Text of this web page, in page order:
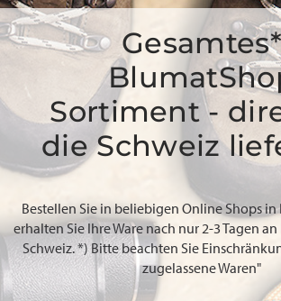
Gesamtes*
Sortiment -
die Schweiz
Bestellen Sie in beliebigen Online Shops
erhalten Sie Ihre Ware nach nur 2-3 Tagen
Schweiz. *) Bitte beachten Sie
zugelassene Waren"